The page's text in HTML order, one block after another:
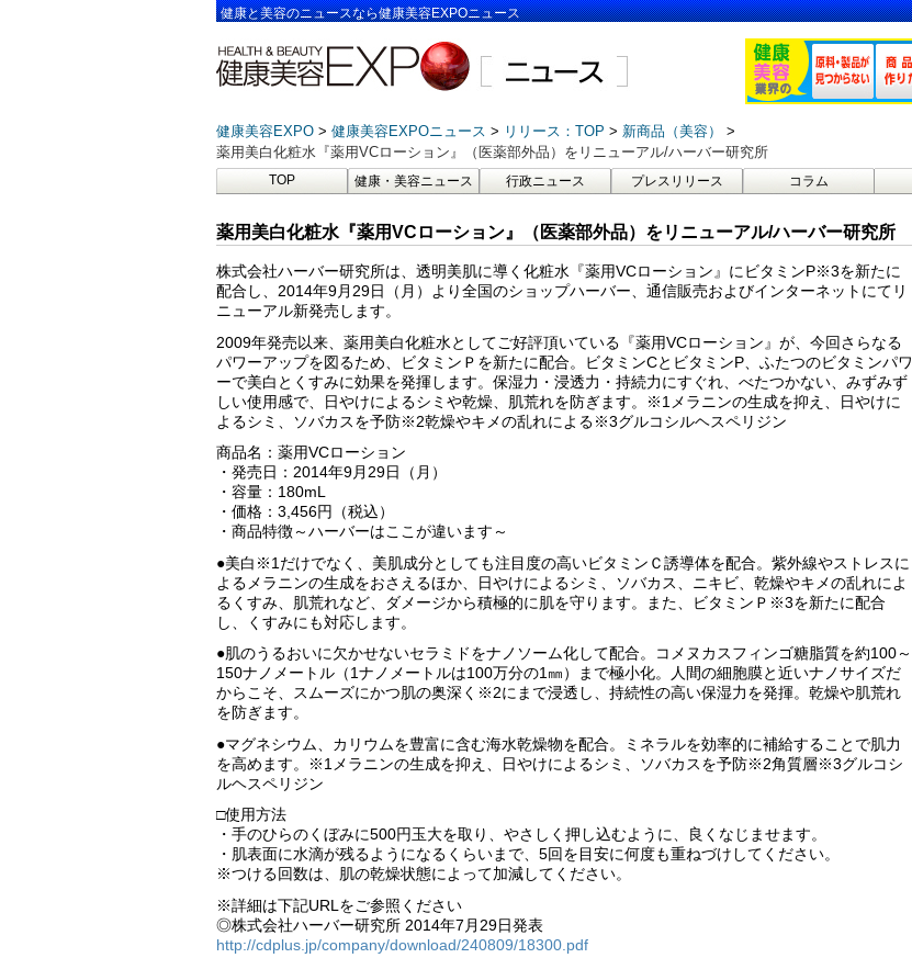
健康と美容のニュースなら健康美容EXPOニュース
健康美容EXPO 健康美容EXPOニュース リリース：TOP
新商品（美容）
薬用美白化粧水『薬用VCローション』（医薬部外品）をリニューアル/ハーバー研究所
TOP 健康・美容ニュース 行政ニュース プレスリリース コラム
薬用美白化粧水『薬用VCローション』（医薬部外品）をリニューアル/ハーバー研究所
株式会社ハーバー研究所は、透明美肌に導く化粧水『薬用VCローション』にビタミンP※3を新たに
配合し、2014年9月29日（月）より全国のショップハーバー、通信販売およびインターネットにてリ
ニューアル新発売します。
2009年発売以来、薬用美白化粧水としてご好評頂いている『薬用VCローション』が、今回さらなる
パワーアップを図るため、ビタミンＰを新たに配合。ビタミンCとビタミンP、ふたつのビタミンパワ
ーで美白とくすみに効果を発揮します。保湿力・浸透力・持続力にすぐれ、べたつかない、みずみず
しい使用感で、日やけによるシミや乾燥、肌荒れを防ぎます。※1メラニンの生成を抑え、日やけに
よるシミ、ソバカスを予防※2乾燥やキメの乱れによる※3グルコシルヘスペリジン
商品名：薬用VCローション
・発売日：2014年9月29日（月）
・容量：180mL
・価格：3,456円（税込）
・商品特徴～ハーバーはここが違います～
●美白※1だけでなく、美肌成分としても注目度の高いビタミンＣ誘導体を配合。紫外線やストレスに
よるメラニンの生成をおさえるほか、日やけによるシミ、ソバカス、ニキビ、乾燥やキメの乱れによ
るくすみ、肌荒れなど、ダメージから積極的に肌を守ります。また、ビタミンＰ※3を新たに配合
し、くすみにも対応します。
●肌のうるおいに欠かせないセラミドをナノソーム化して配合。コメヌカスフィンゴ糖脂質を約100～
150ナノメートル（1ナノメートルは100万分の1㎜）まで極小化。人間の細胞膜と近いナノサイズだ
からこそ、スムーズにかつ肌の奥深く※2にまで浸透し、持続性の高い保湿力を発揮。乾燥や肌荒れ
を防ぎます。
●マグネシウム、カリウムを豊富に含む海水乾燥物を配合。ミネラルを効率的に補給することで肌力
を高めます。※1メラニンの生成を抑え、日やけによるシミ、ソバカスを予防※2角質層※3グルコシ
ルヘスペリジン
□使用方法
・手のひらのくぼみに500円玉大を取り、やさしく押し込むように、良くなじませます。
・肌表面に水滴が残るようになるくらいまで、5回を目安に何度も重ねづけしてください。
※つける回数は、肌の乾燥状態によって加減してください。
※詳細は下記URLをご参照ください
◎株式会社ハーバー研究所 2014年7月29日発表
http://cdplus.jp/company/download/240809/18300.pdf